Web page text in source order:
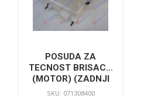
POSUDA ZA
TECNOST BRISACA
(MOTOR) (ZADNJI
BRISAC)
SKU: 071308400